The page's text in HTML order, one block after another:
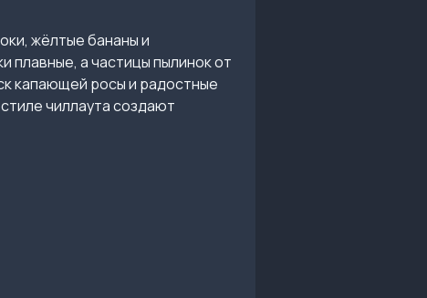
жёлтые бананы и
плавные, а частицы пылинок от
капающей росы и радостные
чиллаута создают